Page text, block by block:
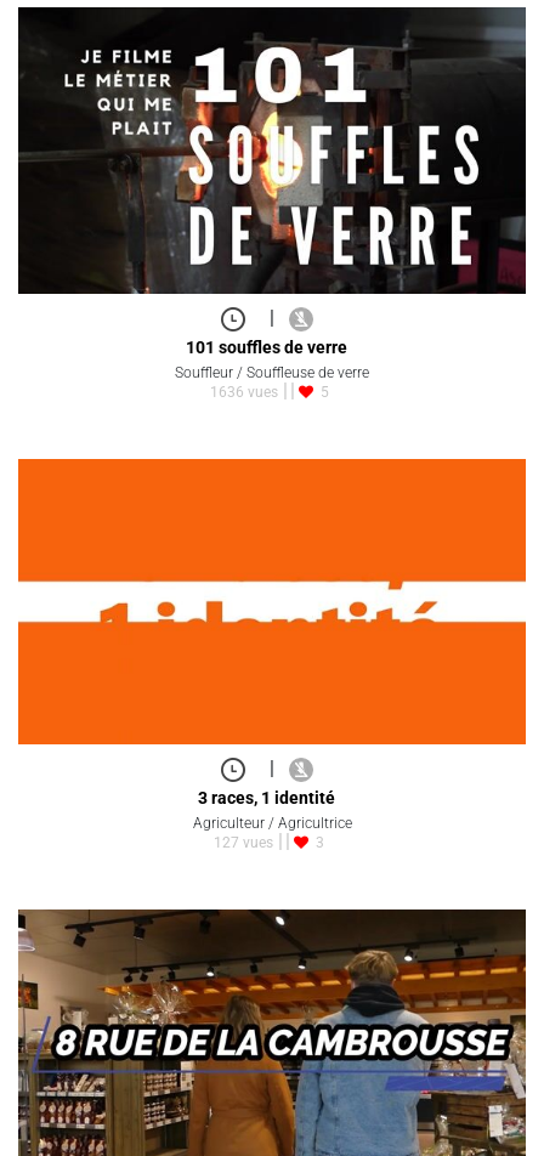
|
101 souffles de verre
Souffleur / Souffleuse de verre
1636 vues
5
3 races, 1 identité
Agriculteur / Agricultrice
127 vues
3